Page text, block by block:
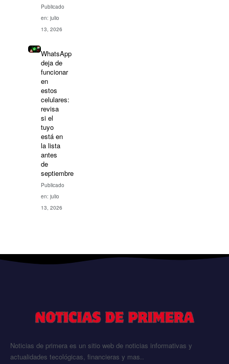
Publicado
en: julio
13, 2026
WhatsApp
deja de
funcionar
en
estos
celulares:
revisa
si el
tuyo
está en
la lista
antes
de
septiembre
Publicado
en: julio
13, 2026
Noticias de primera es un sitio web de noticias informativas y
actualidades tecológicas, financieras y mas..